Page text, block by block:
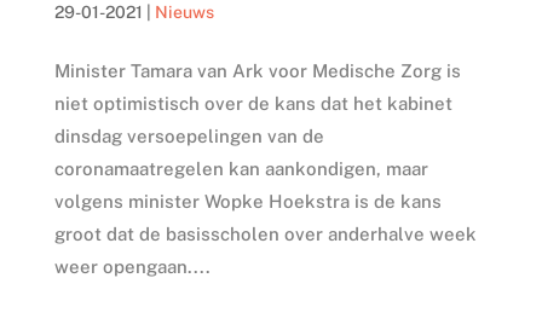
29-01-2021 Nieuws
Minister Tamara van Ark voor Medische Zorg is
niet optimistisch over de kans dat het kabinet
dinsdag versoepelingen van de
coronamaatregelen kan aankondigen, maar
volgens minister Wopke Hoekstra is de kans
groot dat de basisscholen over anderhalve week
weer opengaan....